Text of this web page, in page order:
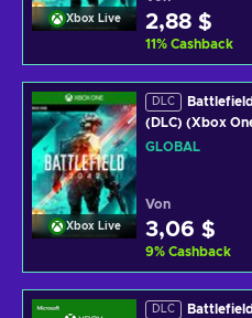
Xbox Live 2,88 $
11% Cashback
Xbox Live
DLC
(DLC) (Xbox
GLOBAL
GLOBAL
Von
3,06 $
9% Cashback
DLC